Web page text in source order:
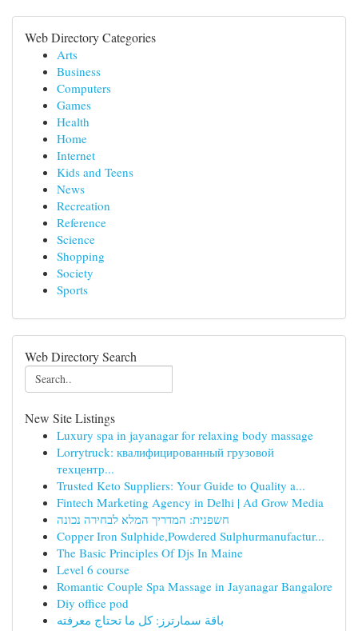
Web Directory Categories
Arts
Business
Computers
Games
Health
Home
Internet
Kids and Teens
News
Recreation
Reference
Science
Shopping
Society
Sports
Web Directory Search
New Site Listings
Luxury spa in jayanagar for relaxing body massage
Lorrytruck: квалифицированный грузовой
техцентр...
Trusted Keto Suppliers: Your Guide to Quality a...
Fintech Marketing Agency in Delhi | Ad Grow Media
חשפנית: המדריך המלא לבחירה נכונה
Copper Iron Sulphide,Powdered Sulphurmanufactur...
The Basic Principles Of Djs In Maine
Level 6 course
Romantic Couple Spa Massage in Jayanagar Bangalore
Diy office pod
باقة سمارترز: كل ما تحتاج معرفته